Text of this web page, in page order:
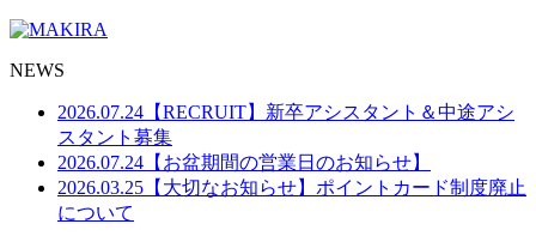
NEWS
2026.07.24 【RECRUIT】新卒アシスタント＆中途アシ
スタント募集
2026.07.24 【お盆期間の営業日のお知らせ】
2026.03.25 【大切なお知らせ】ポイントカード制度廃止
について